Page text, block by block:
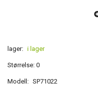
lager: i lager
Størrelse: 0
Modell: SP71022